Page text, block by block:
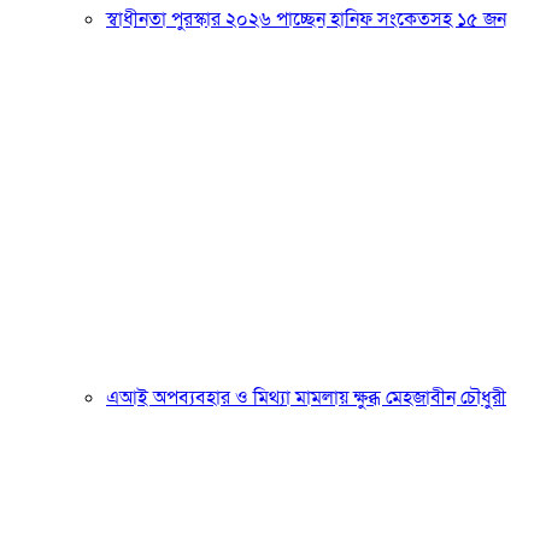
স্বাধীনতা পুরস্কার ২০২৬ পাচ্ছেন হানিফ সংকেতসহ ১৫ জন
এআই অপব্যবহার ও মিথ্যা মামলায় ক্ষুব্ধ মেহজাবীন চৌধুরী